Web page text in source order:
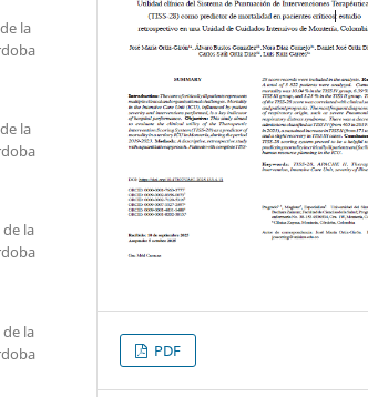
la
la
la
la
PDF